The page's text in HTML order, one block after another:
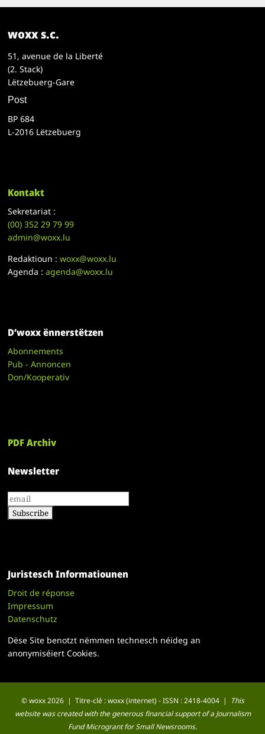
woxx s.c.
51, avenue de la Liberté
(2. Stack)
Lëtzebuerg-Gare
Post
BP 684
L-2016 Lëtzebuerg
Kontakt
Sekretariat :
(00)352 29 79 99
admin@woxx.lu
Redaktioun :woxx@woxx.lu
Agenda :agenda@woxx.lu
D’woxx ënnerstëtzen
Abonnements
Pub - Annoncen
Don/Kooperativ
PDF Archiv
Newsletter
Juristesch Informatiounen
Droit de réponse
Impressum
Datenschutz
Dëse Site benotzt nëmmen technesch néideg an
anonymiséiert Cookies.
© woxx 2026 | Titre-clé : woxx (internet) - ISSN : 2418-4004 |
This
website was created with the generous financial support of a Journalism
Fund Microgrant for Small Newsrooms.